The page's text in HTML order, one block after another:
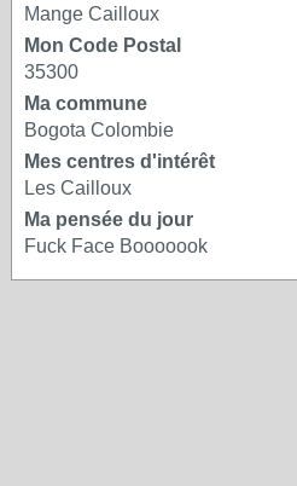
Mange Cailloux
Mon Code Postal
35300
Ma commune
Bogota Colombie
Mes centres d'intérêt
Les Cailloux
Ma pensée du jour
Fuck Face Booooook